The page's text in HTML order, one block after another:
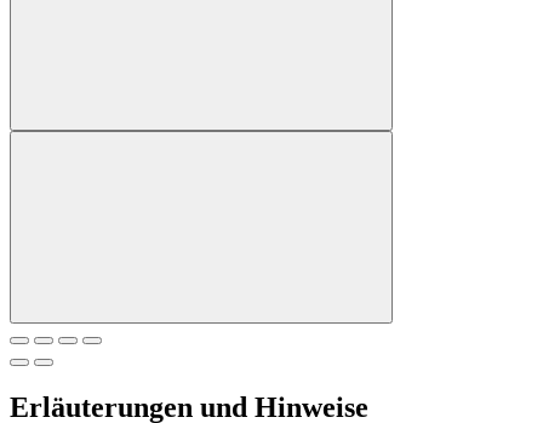
Erläuterungen und Hinweise